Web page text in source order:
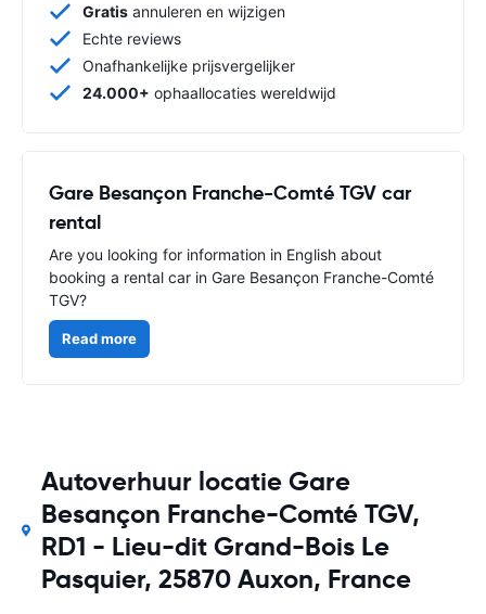
Gratis annuleren en wijzigen
Echte reviews
Onafhankelijke prijsvergelijker
24.000+ ophaallocaties wereldwijd
Gare Besançon Franche-Comté TGV car
rental
Are you looking for information in English about
booking a rental car in Gare Besançon Franche-Comté
TGV?
Read more
Autoverhuur locatie Gare
Besançon Franche-Comté TGV,
RD1 - Lieu-dit Grand-Bois Le
Pasquier, 25870 Auxon, France